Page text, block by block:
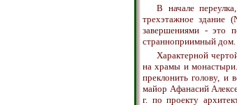
В начале
трехэтажное здание
завершениями - это
странноприимный дом.
Характерной
на храмы и
преклонить голову, и
майор Афанасий
г. по проекту